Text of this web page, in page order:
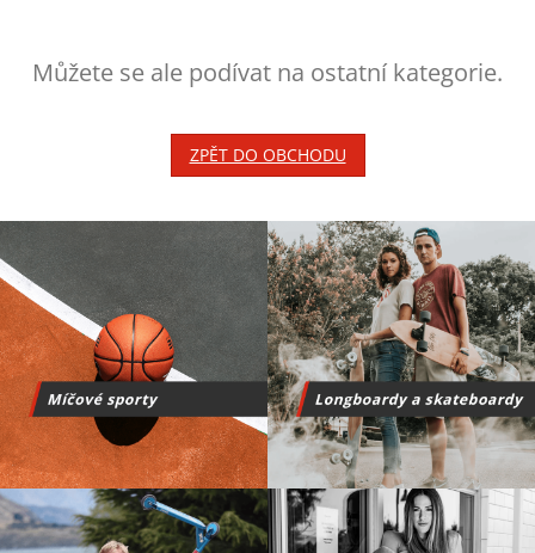
Můžete se ale podívat na ostatní kategorie.
ZPĚT DO OBCHODU